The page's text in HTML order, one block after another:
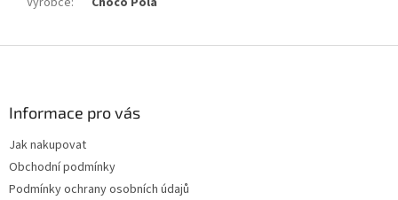
Informace pro vás
Jak nakupovat
Obchodní podmínky
Podmínky ochrany osobních údajů